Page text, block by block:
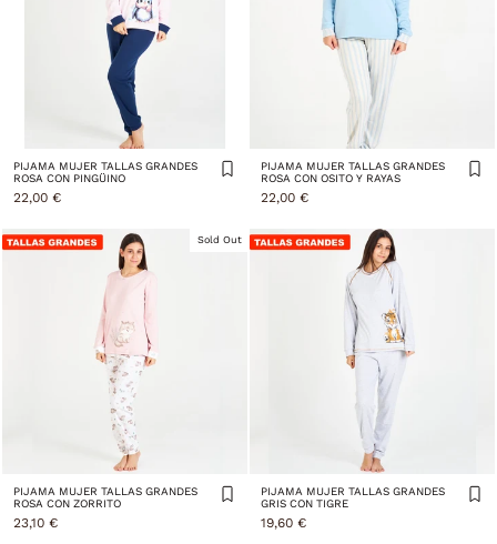
PIJAMA MUJER TALLAS GRANDES
ROSA CON PINGÜINO
22,00 €
PIJAMA MUJER TALLAS GRANDES
ROSA CON OSITO Y RAYAS
22,00 €
Sold Out
PIJAMA MUJER TALLAS GRANDES
ROSA CON ZORRITO
23,10 €
PIJAMA MUJER TALLAS GRANDES
GRIS CON TIGRE
19,60 €